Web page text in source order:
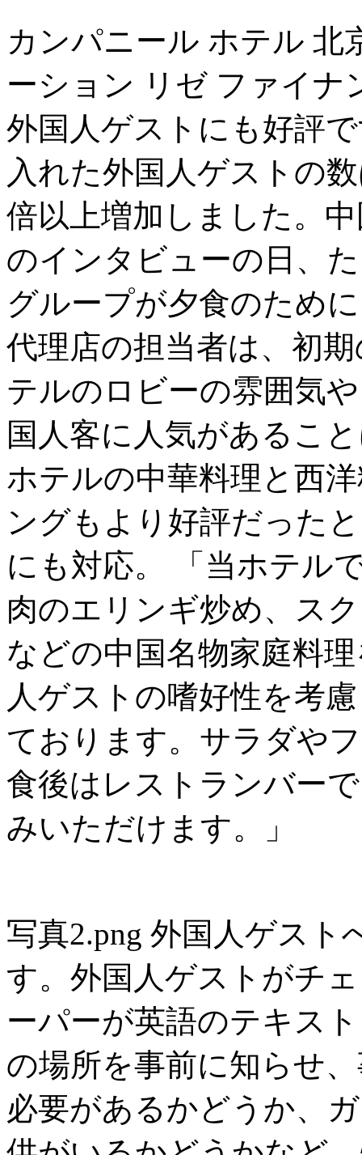
カンパニール ホテル 北
ーション リゼ ファイナ
外国人ゲストにも好評
入れた外国人ゲストの
倍以上増加しました。
のインタビューの日、
グループが夕食のため
代理店の担当者は、初
テルのロビーの雰囲気
国人客に人気があるこ
ホテルの中華料理と西
ングもより好評だった
にも対応。 「当ホテル
肉のエリンギ炒め、ス
などの中国名物家庭料
人ゲストの嗜好性を考
ております。サラダや
食後はレストランバー
みいただけます。」
写真2.png 外国人ゲスト
す。外国人ゲストがチ
ーパーが英語のテキス
の場所を事前に知らせ
必要があるかどうか、